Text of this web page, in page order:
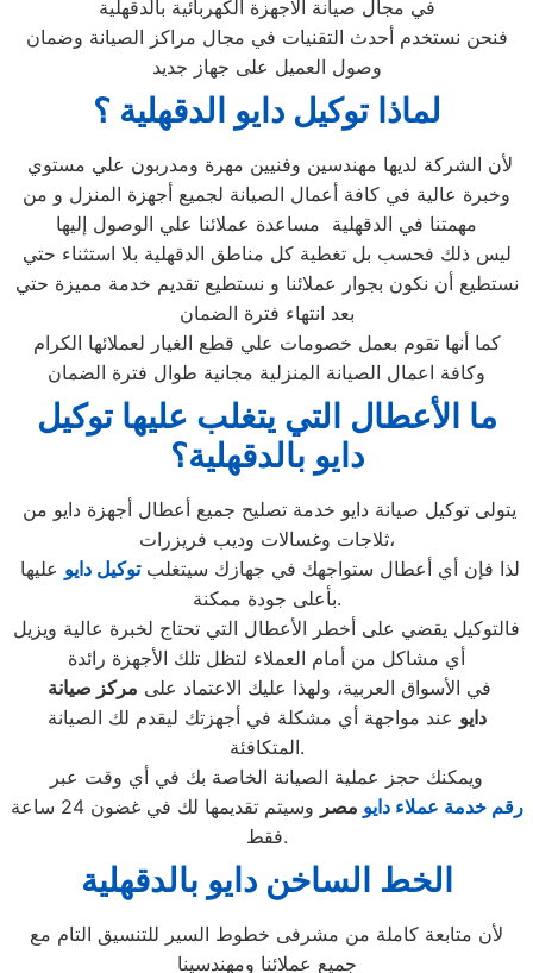
في مجال صيانة الاجهزة الكهربائية بالدقهلية
فنحن نستخدم أحدث التقنيات في مجال مراكز الصيانة وضمان
وصول العميل على جهاز جديد
لماذا توكيل دايو الدقهلية ؟
وخبرة عالية في كافة أعمال الصيانة لجميع أجهزة المنزل و من
مهمتنا في الدقهلية مساعدة عملائنا علي الوصول إليها
ليس ذلك فحسب بل تغطية كل مناطق الدقهلية بلا استثناء حتي
نستطيع أن نكون بجوار عملائنا و نستطيع تقديم خدمة مميزة حتي
بعد انتهاء فترة الضمان
كما أنها تقوم بعمل خصومات علي قطع الغيار لعملائها الكرام
وكافة اعمال الصيانة المنزلية مجانية طوال فترة الضمان
ما الأعطال التي يتغلب عليها توكيل
دايو بالدقهلية؟
ثلاجات وغسالات وديب فريزرات،
لذا فإن أي أعطال ستواجهك في جهازك سيتغلبتوكيل دايو عليها
بأعلى جودة ممكنة.
فالتوكيل يقضي على أخطر الأعطال التي تحتاج لخبرة عالية ويزيل
أي مشاكل من أمام العملاء لتظل تلك الأجهزة رائدة
في الأسواق العربية، ولهذا عليك الاعتماد على مركز صيانة
دايو عند مواجهة أي مشكلة في أجهزتك ليقدم لك الصيانة
المتكافئة.
ويمكنك حجز عملية الصيانة الخاصة بك في أي وقت عبر
رقمخدمة عملاء دايو مصر
وسيتم تقديمها لك في غضون 24 ساعة
فقط.
الخط الساخن دايو بالدقهلية
لأن متابعة كاملة من مشرفى خطوط السير للتنسيق التام مع
جميع عملائنا ومهندسينا